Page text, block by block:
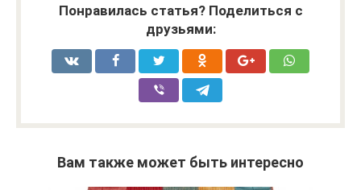
Понравилась статья? Поделиться с
друзьями:
Вам также может быть интересно